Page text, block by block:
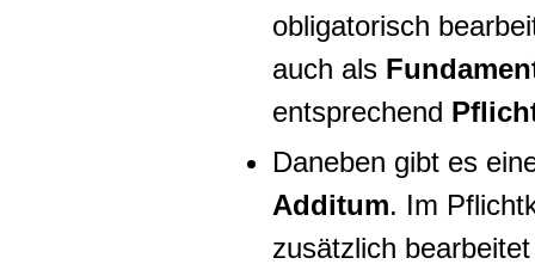
obligatorisch
auch als
entsprechend
Daneben gibt es
Additum. Im
zusätzlich